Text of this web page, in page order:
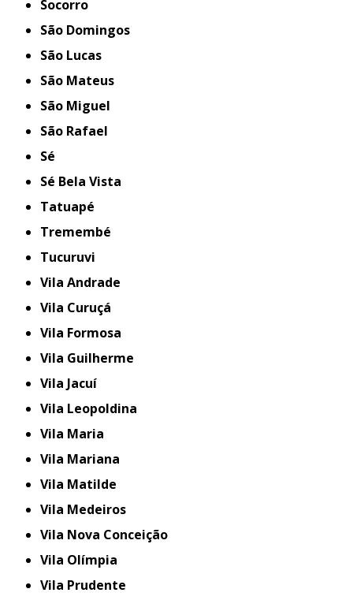
Socorro
São Domingos
São Lucas
São Mateus
São Miguel
São Rafael
Sé
Sé Bela Vista
Tatuapé
Tremembé
Tucuruvi
Vila Andrade
Vila Curuçá
Vila Formosa
Vila Guilherme
Vila Jacuí
Vila Leopoldina
Vila Maria
Vila Mariana
Vila Matilde
Vila Medeiros
Vila Nova Conceição
Vila Olímpia
Vila Prudente